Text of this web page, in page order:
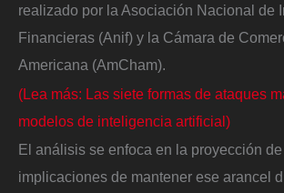
realizado por la Asociación Nacional de
Financieras (Anif) y la Cámara de
Americana (AmCham).
(Lea más: Las siete formas de ataques
modelos de inteligencia artificial)
El análisis se enfoca en la proyección
implicaciones de mantener ese arancel